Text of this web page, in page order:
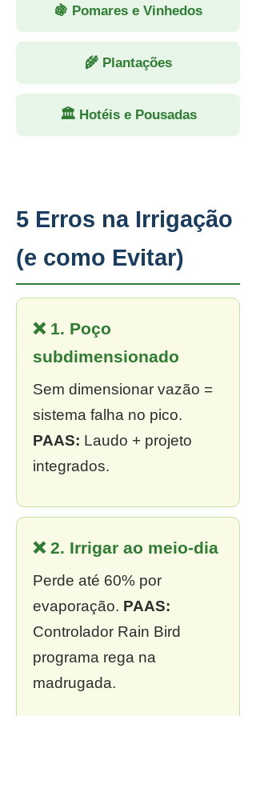
🍇 Pomares e Vinhedos
🌾 Plantações
🏛 Hotéis e Pousadas
5 Erros na Irrigação
(e como Evitar)
❌ 1. Poço
subdimensionado
Sem dimensionar vazão =
sistema falha no pico.
PAAS: Laudo + projeto
integrados.
❌ 2. Irrigar ao meio-dia
Perde até 60% por
evaporação. PAAS:
Controlador Rain Bird
programa rega na
madrugada.